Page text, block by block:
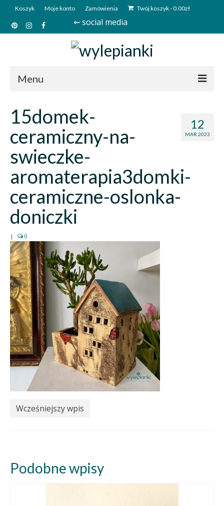
Koszyk Moje konto Zamówienia Twój koszyk-0.00zł
⇜ social media
Menu
Sklep
Kim jesteśmy?
12
MAR 2023
15domek-
ceramiczny-na-
swieczke-
aromaterapia3domki-
ceramiczne-oslonka-
doniczki
| 0
Wcześniejszy wpis
Podobne wpisy